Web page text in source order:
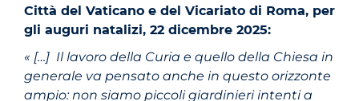
Città del Vaticano e del Vicariato di Roma, per
gli auguri natalizi, 22 dicembre 2025:
« […] Il lavoro della Curia e quello della Chiesa in
generale va pensato anche in questo orizzonte
ampio: non siamo piccoli giardinieri intenti a